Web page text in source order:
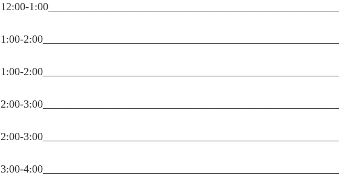
12:00-
1:00-
1:00-
2:00-
2:00-
3:00-